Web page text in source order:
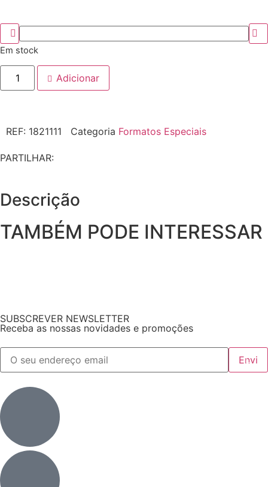
Em stock
Adicionar
REF: 1821111 Categoria Formatos Especiais
PARTILHAR:
Descrição
TAMBÉM PODE INTERESSAR
SUBSCREVER NEWSLETTER
Receba as nossas novidades e promoções